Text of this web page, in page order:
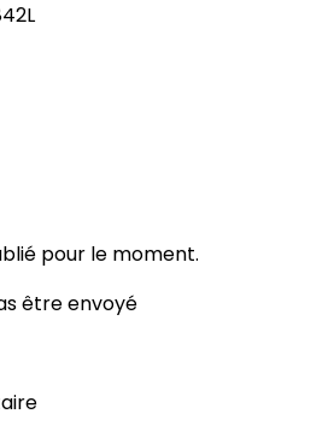
pour le moment.
être envoyé